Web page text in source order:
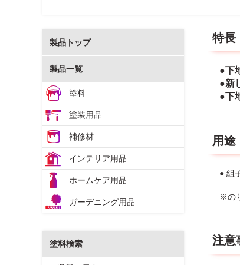
特長
●下
●新
●下
用途
● 組
※の
注意
製品トップ
製品一覧
塗料
塗装用品
補修材
インテリア用品
ホームケア用品
ガーデニング用品
塗料検索